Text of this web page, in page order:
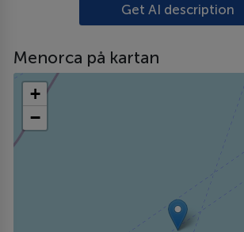
Get AI description
Menorca på kartan
+
−